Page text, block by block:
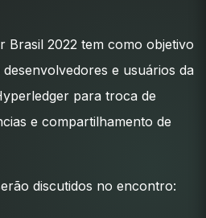
Brasil 2022 tem como objetivo
e usuários da
para troca de
e compartilhamento de
discutidos no encontro: